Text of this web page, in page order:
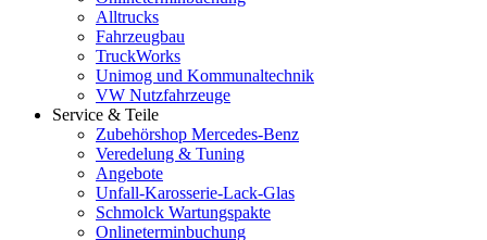
Alltrucks
Fahrzeugbau
TruckWorks
Unimog und Kommunaltechnik
VW Nutzfahrzeuge
Service & Teile
Zubehörshop Mercedes-Benz
Veredelung & Tuning
Angebote
Unfall-Karosserie-Lack-Glas
Schmolck Wartungspakte
Onlineterminbuchung